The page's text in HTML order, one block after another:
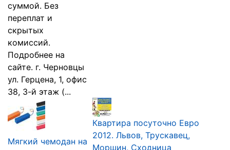
суммой. Без
переплат и
скрытых
комиссий.
Подробнее на
сайте. г. Черновцы
ул. Герцена, 1, офис
38, 3-й этаж (...
Мягкий чемодан на
Квартира посуточно Евро
2012. Львов, Трускавец,
Моршин, Сходница